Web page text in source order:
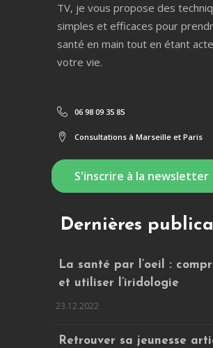
TV, je vous propose des
simples et efficaces pour
santé en main tout en étant
votre vie.
06 98 09 35 85
Consultations à Marseille et Paris
S'inscrire à la newsletter
Dernières
La santé par l’oeil :
et utiliser l’iridologie
23.12.2022
Retrouver sa jeunesse